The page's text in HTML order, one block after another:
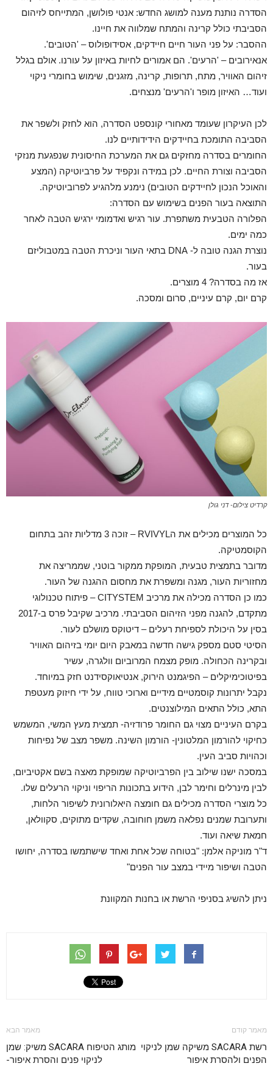
הסדרה נותנת מענה למושג החדש: אנטי פולושן, המתייחס לזיהום
הסביבתי כולל קרינה והמתח שמלווה את חיינו.
ההסבר: על פני העור חיים חיידקים, אסידופולוס – 'הטובים'.
אנאירובים – 'הרעים'. הם אמורים לחיות באיזון על עורנו. אולם בגלל
זיהום האוויר, מתח, תרופות, קרינה, מזגנים, שימוש בחומרי ניקוי
ועוד… האיזון מופר ו'הרעים' מנצחים.
לכן העיקרון שעומד מאחורי קונספט הסדרה, הוא לחזק ולשפר את
הסביבה התומכת בחיידקים הידידותיים לנו.
החומרים בסדרה מחזקים גם את המערכת החיסונית שנפגעת מנזקי
הסביבה וצורת החיים. לכן במידה ונקפיד על פרביוטיקה (המצע
והאוכל הנכון לחיידקים הטובים) נימנע מלהגיע לפרוביוטיקה.
התוצאה בעור הפנים בשימוש עם הסדרה:
הפלורה הטבעית משתפרת. עור רגיש ואדמומי ירגיש הטבה לאחר
כמה ימים.
נוצרת הגנה טובה ל- DNA בתאי העור וניכרת הטבה במטבוליזם
בעור.
אז מה בסדרה? 4 מוצרים.
קרם יום, קרם עיניים, סרום ומסכה.
קרדיט צילום- דני גולן
כל המוצרים מכילים את הRVIVYL – זוכה 3 מדליות זהב בתחום
הקוסמטיקה.
מדובר בתמצית טבעית, המופקת ממקור בוטני, שממריצה את
מחזוריות העור, מגנה ומשפרת את מחסום ההגנה של העור.
כמו כן הסדרה מכילה את מרכיב CITYSTEM – פיתוח טכנולוגי
מתקדם, להגנה מפני הזיהום הסביבתי. מרכיב שקיבל פרס ב-2017
בסין על היכולת לספיחת רעלים – דיטוקס מושלם לעור.
הסיטי סטם מספק גישה חדשה במאבק היום יומי בזיהום האוויר
ובקרינה הכחולה. מופק מצמח המרוביום וולגרה, עשיר
בפיטוכימיקלים – הפיגמנט הירוק, אנטיאוקסידנט חזק במיוחד.
נקבל יתרונות קוסמטיים מידיים וארוכי טווח, על ידי חיזוק מעטפת
התא, כולל התאים המילוצנטים.
בקרם העיניים מצוי גם החומר פרודזיה- תמצית מעץ המשי, המשמש
כחיקוי להורמון המלטונין- הורמון השינה. משפר מצב של נפיחות
וכהויות סביב העין.
במסכה ישנו שילוב בין הפרביוטיקה שמופקת מאצה בשם אקטיביום,
לבין מינרלים וחימר לבן, הידוע בתכונות הריפוי וניקוי הרעלים שלו.
כל מוצרי הסדרה מכילים גם חומצה היאלורונית לשיפור הלחות,
ותערובת שמנים נפלאה משמן חוחובה, שקדים מתוקים, סקוולאן,
חמאת שיאה ועוד.
ד"ר מוניקה אלמן: "בטוחה שכל אחת ואחד שישתמשו בסדרה, יחושו
הטבה ושיפור מיידי במצב עור הפנים"
ניתן להשיג בסניפי הרשת או בחנות המקוונת
מאמר קודם
רשת SACARA משיקה שמן לניקוי
הפנים ולהסרת איפור
מאמר הבא
מותג הטיפוח SACARA משיק: שמן
לניקוי פנים והסרת איפור-